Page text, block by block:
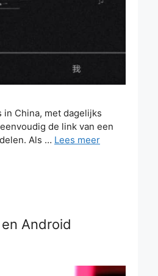
China, met dagelijks
de link van een
Als … Lees meer
Android